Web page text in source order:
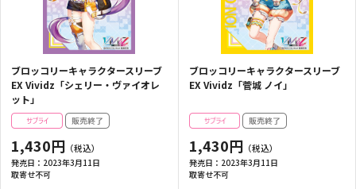
ブロッコリーキャラクタースリーブ
EX Vividz「シェリー・ヴァイオレ
ット」
1,430円
発売日： 2023年3月11日
取寄せ不可
ブロッコリーキャラクタースリーブ
EX Vividz「菅城 ノイ」
1,430円
発売日： 2023年3月11日
取寄せ不可